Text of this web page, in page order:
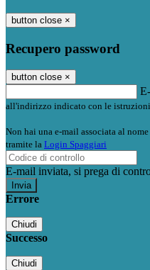
button close ×
Recupero password
button close ×
all'indirizzo indicato con le istruzioni
Non hai una e-mail associata al
tramite la Login Spaggiari
E-mail inviata, si prega di
Errore
Chiudi
Successo
Chiudi